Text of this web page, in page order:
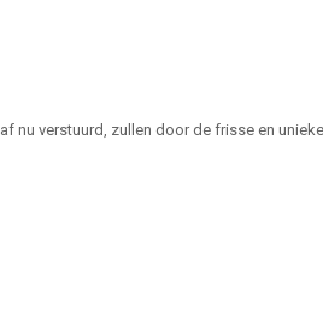
nu verstuurd, zullen door de frisse en